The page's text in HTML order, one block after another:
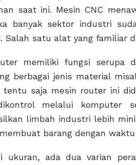
saat ini. Mesin CNC
banyak sektor industri
Salah satu alat yang familiar
memiliki fungsi serupa
berbagai jenis material
tentu saja mesin router ini
melalui komputer
limbah industri lebih
barang dengan
ukuran, ada dua varian